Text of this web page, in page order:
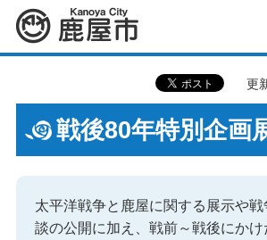
鹿屋市
更
戦後80年特別企画
太平洋戦争と鹿屋に関する展示や
談の公開に加え、戦前～戦後にかけ